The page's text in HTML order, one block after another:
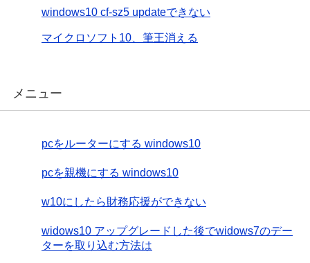
windows10 cf-sz5 updateできない
マイクロソフト10、筆王消える
メニュー
pcをルーターにする windows10
pcを親機にする windows10
w10にしたら財務応援ができない
widows10 アップグレードした後でwidows7のデー
ターを取り込む方法は